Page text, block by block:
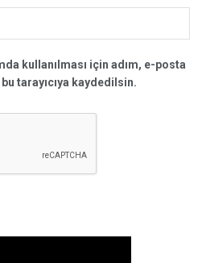
kullanılması için adım, e-posta
tarayıcıya kaydedilsin.